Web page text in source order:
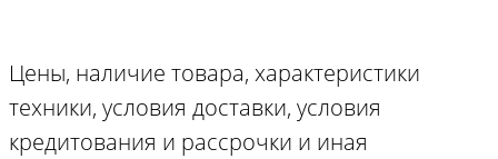
Цены, наличие товара, характеристики
техники, условия доставки, условия
кредитования и рассрочки и иная